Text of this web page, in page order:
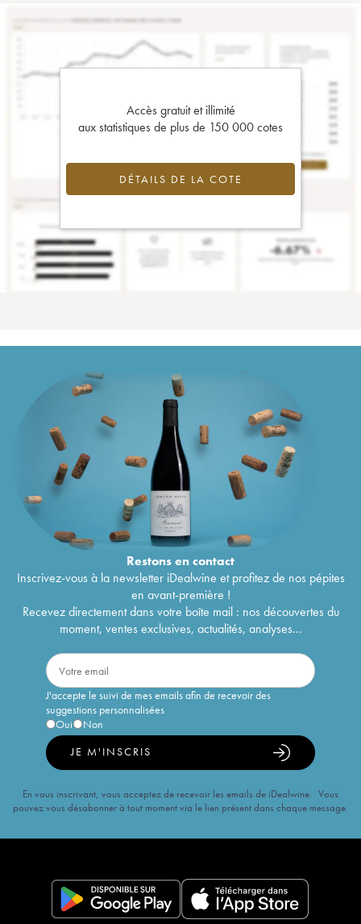
Accès gratuit et illimité
aux statistiques de plus de 150 000 cotes
DÉTAILS DE LA COTE
Restons encontact
Inscrivez-vous à la newsletter iDealwine et profitez de nos pépites
en avant-première !
Recevez directement dans votre boîte mail : nos découvertes du
moment, ventes exclusives, actualités, analyses...
J'accepte le suivi de mes emails afin de recevoir des
suggestions personnalisées
Oui
Non
JE M'INSCRIS
En vous inscrivant, vous acceptez de recevoir les emails de iDealwine. Vous
pouvez vous désabonner à tout moment via le lien présent dans chaque message.